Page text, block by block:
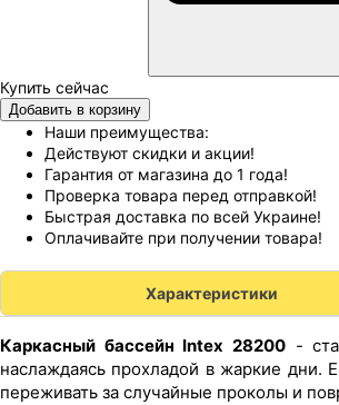
Добавить в корзину
Наши преимущества:
Действуют скидки и акции!
Гарантия от магазина до 1 года!
Проверка товара перед отправкой!
Быстрая доставка по всей Украине!
Оплачивайте при получении товара!
Характеристики
Каркасный бассейн Intex 28200-
наслаждаясь прохладой в жаркие дни.
переживать за случайные проколы и